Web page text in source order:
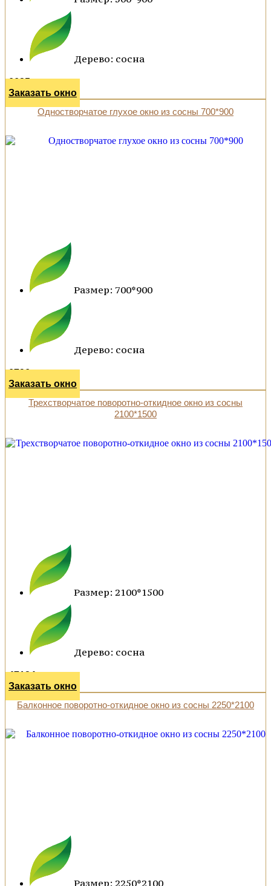
Дерево: сосна
6625 р.
Заказать окно
Одностворчатое глухое окно из сосны 700*900
Размер: 700*900
Дерево: сосна
6796 р.
Заказать окно
Трехстворчатое поворотно-откидное окно из сосны
2100*1500
Размер: 2100*1500
Дерево: сосна
47124 р.
Заказать окно
Балконное поворотно-откидное окно из сосны 2250*2100
Размер: 2250*2100